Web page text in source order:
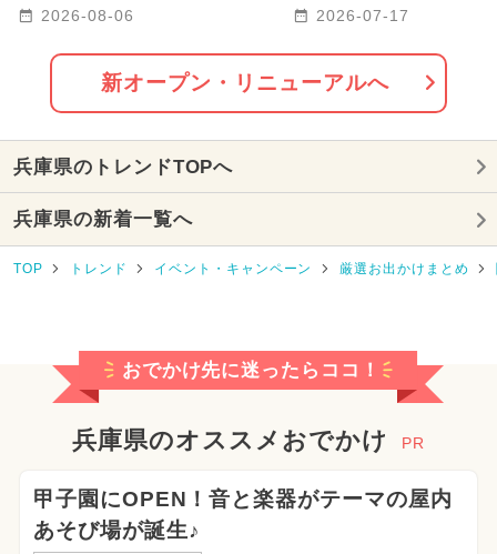
2025年8月のイベント
2026年8月のイベント
2025年10月のイベント
2026年7月のイベント
2025年3月のイベント
2025年7月のイベント
2024年6月のイベント
2024年10月のイベント
2025年1月のイベント
へ 海と冒険がテーマ！
2026-08-06
店」が明石市に2026
2026-07-17
新オープン・リニューアルへ
兵庫県のトレンドTOPへ
兵庫県の新着一覧へ
TOP トレンド イベント・キャンペーン 厳選お出かけまとめ
おでかけ先に迷ったらココ！
兵庫県のオススメおでかけ PR
甲子園にOPEN！音と楽器がテーマの屋内
あそび場が誕生♪